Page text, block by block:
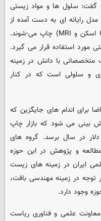
گفت: سلول ها و مواد زیستی
رایانه ای به دست آمده از
داده های تصویربرداری از بدن (مانند CT اسکن و MRI) چاپ می-شوند.
مورد استفاده قرار می گیرد.
متخصصانی با دانش در زمینه
و سلولی است که در کنار
برای اندام های جایگزین که
بینی می شود که بازار چاپ
2020 به 1.9 میلیارد دلار در سال برسد. گروه های
و پژوهش در این حوزه
ایران در زمینه های زیست
در زمینه مهندسی بافت،
وجود دارد.
علمی و فناوری ریاست